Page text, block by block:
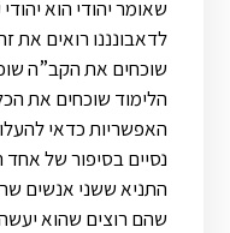
שאומר יהודי הוא
לדאבונננו רואים את
שוכחים את הקב”ה
הלימוד שוכחים את
האפשריות כדאי
נסיים בסיפור של
התניא ששני אנשים
שהם רוצים שהוא